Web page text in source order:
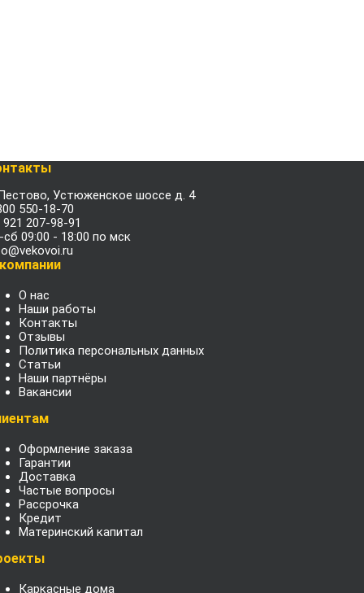
Устюженское шоссе д. 4
550-18-70
921 207-98-91
сб 09:00 - 18:00 по мск
О нас
Наши работы
Контакты
Отзывы
Политика персональных данных
Статьи
Наши партнёры
Вакансии
Оформление заказа
Гарантии
Доставка
Частые вопросы
Рассрочка
Кредит
Материнский капитал
Каркасные дома